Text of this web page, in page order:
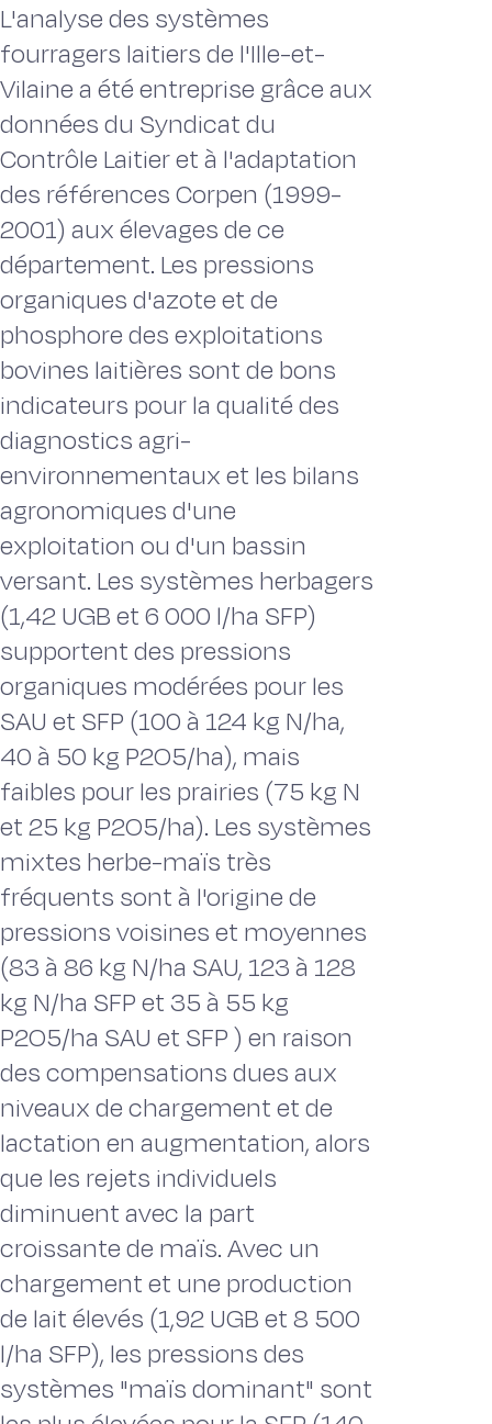
L'analyse des systèmes
fourragers laitiers de l'Ille-et-
Vilaine a été entreprise grâce aux
données du Syndicat du
Contrôle Laitier et à l'adaptation
des références Corpen (1999-
2001) aux élevages de ce
département. Les pressions
organiques d'azote et de
phosphore des exploitations
bovines laitières sont de bons
indicateurs pour la qualité des
diagnostics agri-
environnementaux et les bilans
agronomiques d'une
exploitation ou d'un bassin
versant. Les systèmes herbagers
(1,42 UGB et 6 000 l/ha SFP)
supportent des pressions
organiques modérées pour les
SAU et SFP (100 à 124 kg N/ha,
40 à 50 kg P2O5/ha), mais
faibles pour les prairies (75 kg N
et 25 kg P2O5/ha). Les systèmes
mixtes herbe-maïs très
fréquents sont à l'origine de
pressions voisines et moyennes
(83 à 86 kg N/ha SAU, 123 à 128
kg N/ha SFP et 35 à 55 kg
P2O5/ha SAU et SFP ) en raison
des compensations dues aux
niveaux de chargement et de
lactation en augmentation, alors
que les rejets individuels
diminuent avec la part
croissante de maïs. Avec un
chargement et une production
de lait élevés (1,92 UGB et 8 500
l/ha SFP), les pressions des
systèmes "maïs dominant" sont